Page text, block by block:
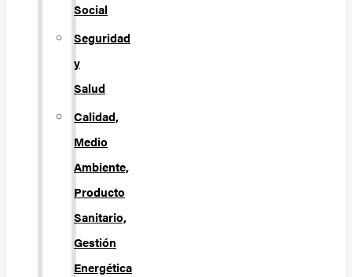
Social
Seguridad
y
Salud
Calidad,
Medio
Ambiente,
Producto
Sanitario,
Gestión
Energética